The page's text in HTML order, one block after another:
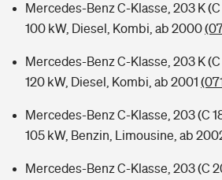
Mercedes-Benz C-Klasse, 203 K (C
100 kW, Diesel, Kombi, ab 2000
Mercedes-Benz C-Klasse, 203 K (C
120 kW, Diesel, Kombi, ab 2001
Mercedes-Benz C-Klasse, 203 (C
105 kW, Benzin, Limousine, ab
Mercedes-Benz C-Klasse, 203 (C